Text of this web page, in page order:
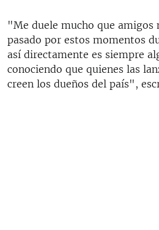
"Me duele mucho que amigos
pasado por estos momentos
así directamente es siempre
conociendo que quienes las
creen los dueños del país",